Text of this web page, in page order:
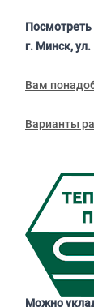
Посмотреть
г. Минск,
Вам
Варианты
Можно